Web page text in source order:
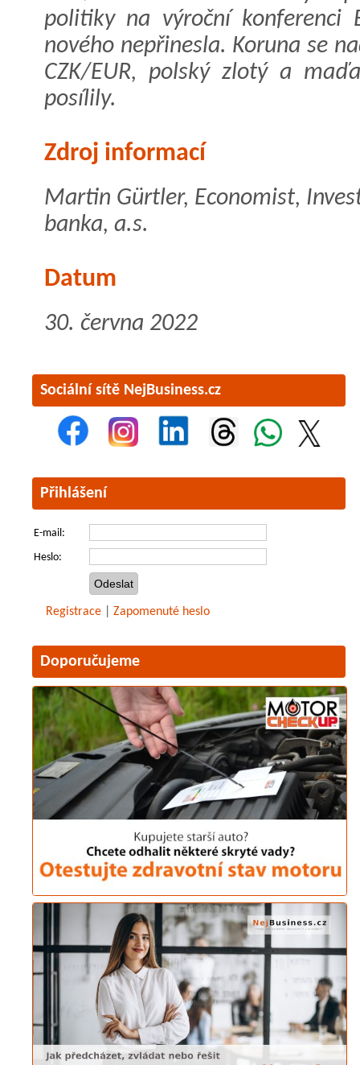
politiky na výroční konferenci
nového nepřinesla. Koruna se
CZK/EUR, polský zlotý a
posílily.
Zdroj informací
Martin Gürtler, Economist,
banka, a.s.
Datum
30. června 2022
Sociální sítě NejBusiness.cz
Přihlášení
E-mail:
Heslo:
Registrace Zapomenuté heslo
Doporučujeme